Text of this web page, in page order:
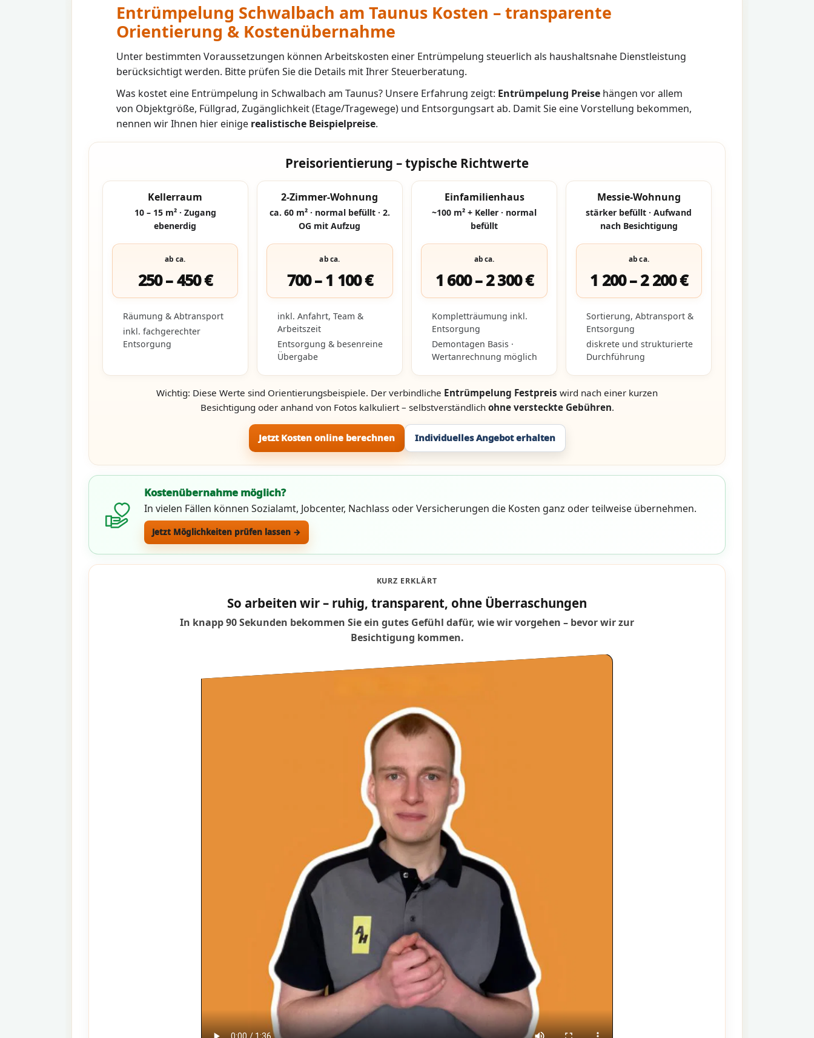
Entrümpelung Schwalbach am Taunus Kosten – transparente
Orientierung & Kostenübernahme
Unter bestimmten Voraussetzungen können Arbeitskosten einer Entrümpelung steuerlich als haushaltsnahe Dienstleistung
berücksichtigt werden. Bitte prüfen Sie die Details mit Ihrer Steuerberatung.
Was kostet eine Entrümpelung in Schwalbach am Taunus? Unsere Erfahrung zeigt: Entrümpelung Preise hängen vor allem
von Objektgröße, Füllgrad, Zugänglichkeit (Etage/Tragewege) und Entsorgungsart ab. Damit Sie eine Vorstellung bekommen,
nennen wir Ihnen hier einige realistische Beispielpreise.
Preisorientierung – typische Richtwerte
Kellerraum
10 – 15 m² · Zugang
ebenerdig
ab ca.
250 – 450 €
Räumung & Abtransport
inkl. fachgerechter
Entsorgung
2-Zimmer-Wohnung
ca. 60 m² · normal befüllt · 2.
OG mit Aufzug
ab ca.
700 – 1 100 €
inkl. Anfahrt, Team &
Arbeitszeit
Entsorgung & besenreine
Übergabe
Einfamilienhaus
~100 m² + Keller · normal
befüllt
ab ca.
1 600 – 2 300 €
Kompletträumung inkl.
Entsorgung
Demontagen Basis ·
Wertanrechnung möglich
Messie-Wohnung
stärker befüllt · Aufwand
nach Besichtigung
ab ca.
1 200 – 2 200 €
Sortierung, Abtransport &
Entsorgung
diskrete und strukturierte
Durchführung
Wichtig: Diese Werte sind Orientierungsbeispiele. Der verbindliche Entrümpelung Festpreis wird nach einer kurzen
Besichtigung oder anhand von Fotos kalkuliert – selbstverständlich ohne versteckte Gebühren.
Jetzt Kosten online berechnen Individuelles Angebot erhalten
Kostenübernahme möglich?
In vielen Fällen können Sozialamt, Jobcenter, Nachlass oder Versicherungen die Kosten ganz oder teilweise übernehmen.
Jetzt Möglichkeiten prüfen lassen →
KURZ ERKLÄRT
So arbeiten wir – ruhig, transparent, ohne Überraschungen
In knapp 90 Sekunden bekommen Sie ein gutes Gefühl dafür, wie wir vorgehen – bevor wir zur
Besichtigung kommen.